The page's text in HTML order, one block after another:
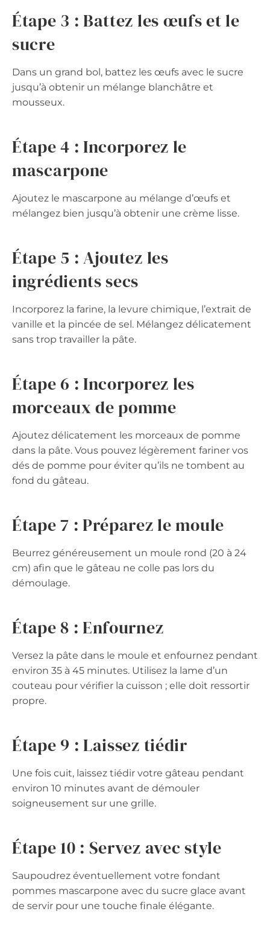
Étape 3 : Battez les œufs et le
sucre
Dans un grand bol, battez les œufs avec le sucre
jusqu’à obtenir un mélange blanchâtre et
mousseux.
Étape 4 : Incorporez le
mascarpone
Ajoutez le mascarpone au mélange d’œufs et
mélangez bien jusqu’à obtenir une crème lisse.
Étape 5 : Ajoutez les
ingrédients secs
Incorporez la farine, la levure chimique, l’extrait de
vanille et la pincée de sel. Mélangez délicatement
sans trop travailler la pâte.
Étape 6 : Incorporez les
morceaux de pomme
Ajoutez délicatement les morceaux de pomme
dans la pâte. Vous pouvez légèrement fariner vos
dés de pomme pour éviter qu’ils ne tombent au
fond du gâteau.
Étape 7 : Préparez le moule
Beurrez généreusement un moule rond (20 à 24
cm) afin que le gâteau ne colle pas lors du
démoulage.
Étape 8 : Enfournez
Versez la pâte dans le moule et enfournez pendant
environ 35 à 45 minutes. Utilisez la lame d’un
couteau pour vérifier la cuisson ; elle doit ressortir
propre.
Étape 9 : Laissez tiédir
Une fois cuit, laissez tiédir votre gâteau pendant
environ 10 minutes avant de démouler
soigneusement sur une grille.
Étape 10 : Servez avec style
Saupoudrez éventuellement votre fondant
pommes mascarpone avec du sucre glace avant
de servir pour une touche finale élégante.